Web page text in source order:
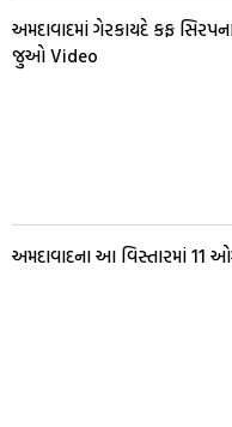
અમદાવાદમાં ગેરકાયદે કફ
જુઓ Video
અમદાવાદના આ વિસ્તારમાં 11